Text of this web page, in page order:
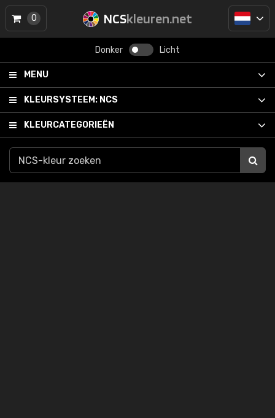
NCSkleuren.net
Donker Licht
MENU
KLEURSYSTEEM: NCS
KLEURCATEGORIEËN
0